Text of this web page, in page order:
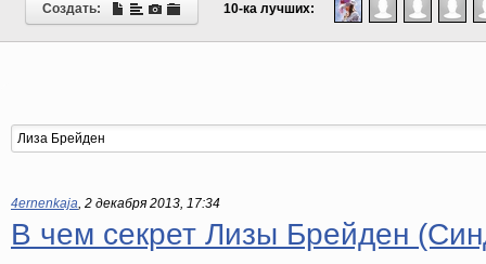
Создать: 10-ка лучших:
4ernenkaja, 2 декабря 2013, 17:34
В чем секрет Лизы Брейден